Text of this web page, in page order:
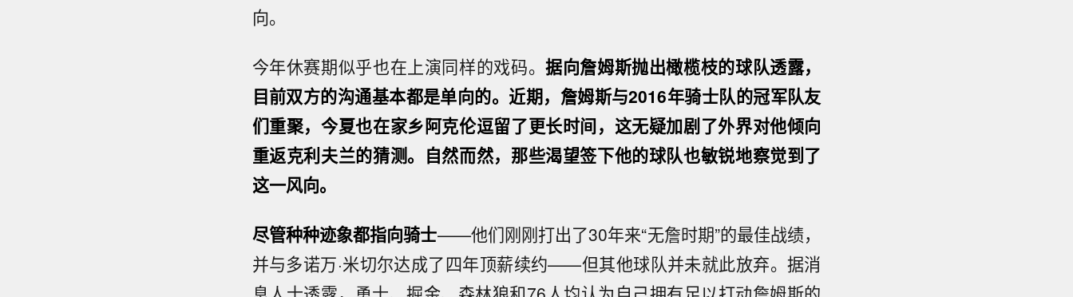
向。
今年休赛期似乎也在上演同样的戏码。据向詹姆斯抛出橄榄枝的球队透露，
目前双方的沟通基本都是单向的。近期，詹姆斯与2016年骑士队的冠军队友
们重聚，今夏也在家乡阿克伦逗留了更长时间，这无疑加剧了外界对他倾向
重返克利夫兰的猜测。自然而然，那些渴望签下他的球队也敏锐地察觉到了
这一风向。
尽管种种迹象都指向骑士——他们刚刚打出了30年来“无詹时期”的最佳战绩，
并与多诺万·米切尔达成了四年顶薪续约——但其他球队并未就此放弃。据消